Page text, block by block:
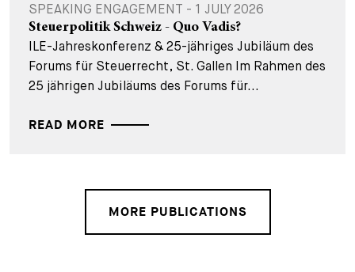
SPEAKING ENGAGEMENT - 1 JULY 2026
Steuerpolitik Schweiz - Quo Vadis?
ILE-Jahreskonferenz & 25-jähriges Jubiläum des
Forums für Steuerrecht, St. Gallen Im Rahmen des
25 jährigen Jubiläums des Forums für...
READ MORE
MORE PUBLICATIONS